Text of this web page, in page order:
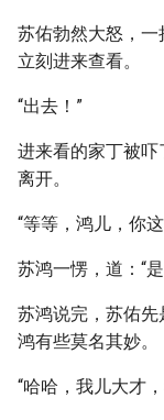
苏佑勃然大怒，一
立刻进来查看。
“出去！”
进来看的家丁被
离开。
“等等，鸿儿，你
苏鸿一愣，道：“
苏鸿说完，苏佑
鸿有些莫名其妙。
“哈哈，我儿大才